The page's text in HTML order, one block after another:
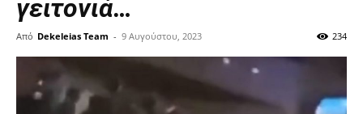
γειτονιά…
Από Dekeleias Team - 9 Αυγούστου, 2023 234